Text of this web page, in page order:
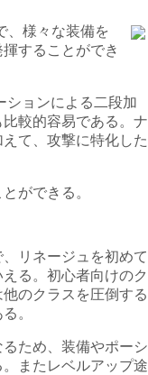
、様々な装備を
することができ
ションによる二段加
較的容易である。ナ
て、攻撃に特化した
ができる。
リネージュを初めて
る。初心者向けのク
のクラスを圧倒する
。
ため、装備やポーシ
またレベルアップ途